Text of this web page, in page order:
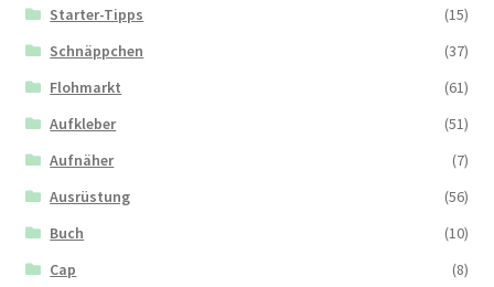
Starter-Tipps
(15)
Schnäppchen
(37)
Flohmarkt
(61)
Aufkleber
(51)
Aufnäher
(7)
Ausrüstung
(56)
Buch
(10)
Cap
(8)